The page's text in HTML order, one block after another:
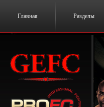
Главная Разделы